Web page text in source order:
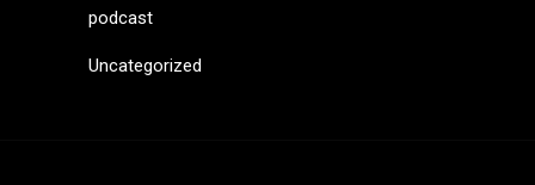
podcast
Uncategorized